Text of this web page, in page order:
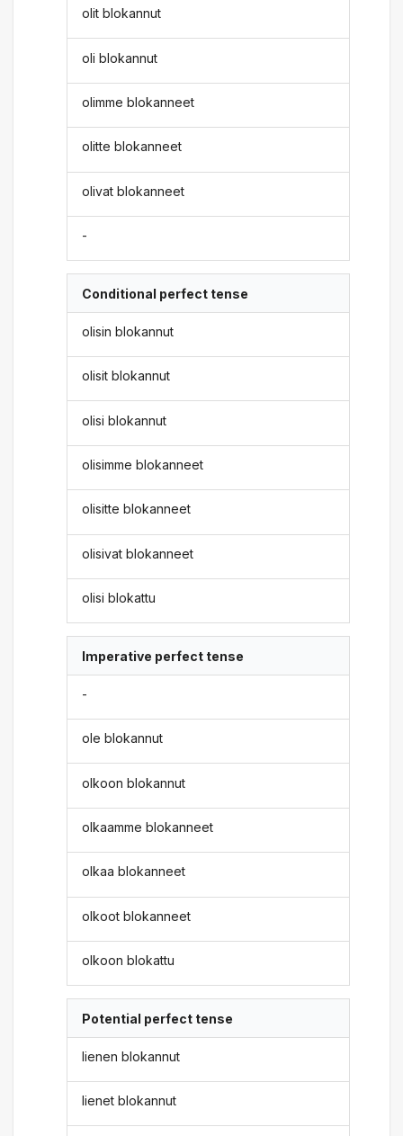
olit blokannut
oli blokannut
olimme blokanneet
olitte blokanneet
olivat blokanneet
-
Conditional perfect tense
olisin blokannut
olisit blokannut
olisi blokannut
olisimme blokanneet
olisitte blokanneet
olisivat blokanneet
olisi blokattu
Imperative perfect tense
-
ole blokannut
olkoon blokannut
olkaamme blokanneet
olkaa blokanneet
olkoot blokanneet
olkoon blokattu
Potential perfect tense
lienen blokannut
lienet blokannut